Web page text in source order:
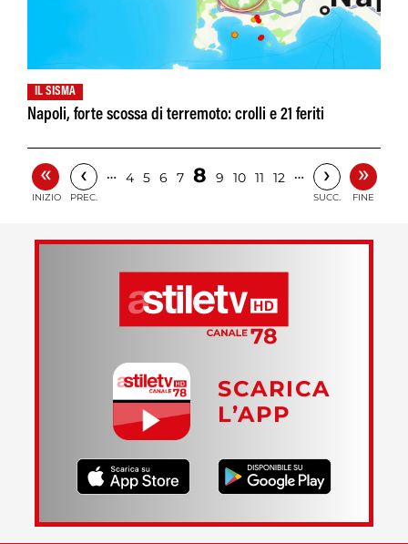
IL SISMA
Napoli, forte scossa di terremoto: crolli e 21 feriti
«
INIZIO
‹
PREC.
… 4 5 6 7 8 9 10 11 12 … ›
SUCC.
»
FINE
SCARICA
L’APP